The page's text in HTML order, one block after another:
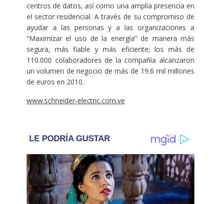
centros de datos, así como una amplia presencia en
el sector residencial. A través de su compromiso de
ayudar a las personas y a las organizaciones a
“Maximizar el uso de la energía” de manera más
segura, más fiable y más eficiente; los más de
110.000 colaboradores de la compañía alcanzaron
un volumen de negocio de más de 19.6 mil millones
de euros en 2010.
www.schneider-electric.com.ve